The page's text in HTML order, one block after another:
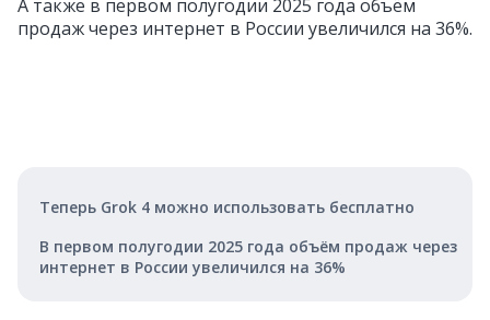
А также в первом полугодии 2025 года объём
продаж через интернет в России увеличился на 36%.
Теперь Grok 4 можно использовать бесплатно
В первом полугодии 2025 года объём продаж через
интернет в России увеличился на 36%